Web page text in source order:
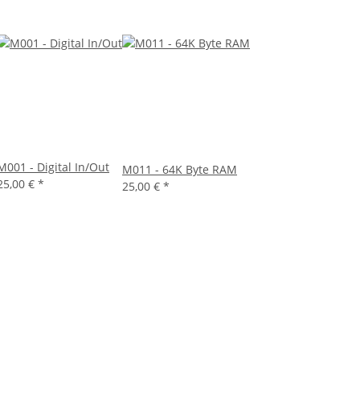
- Digital In/Out
€ *
M011 - 64K Byte RAM
25,00 € *